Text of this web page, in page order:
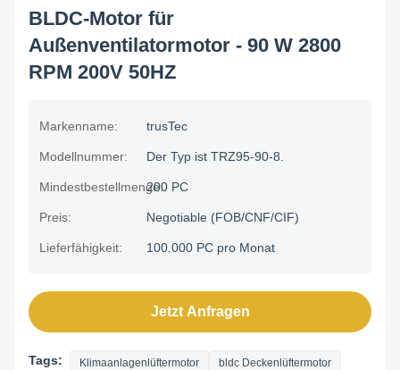
BLDC-Motor für
Außenventilatormotor - 90 W 2800
RPM 200V 50HZ
Markenname: trusTec
Modellnummer: Der Typ ist TRZ95-90-8.
Mindestbestellmenge:200 PC
Preis: Negotiable (FOB/CNF/CIF)
Lieferfähigkeit: 100.000 PC pro Monat
Jetzt Anfragen
Tags: Klimaanlagenlüftermotor bldc Deckenlüftermotor